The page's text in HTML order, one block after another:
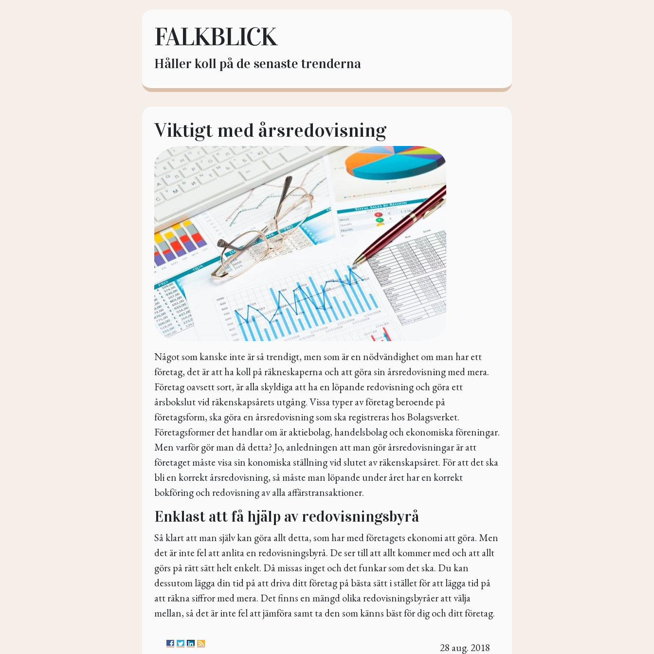
FALKBLICK
Håller koll på de senaste trenderna
Viktigt med årsredovisning
Något som kanske inte är så trendigt, men som är en nödvändighet om man har ett
företag, det är att ha koll på räkneskaperna och att göra sin årsredovisning med mera.
Företag oavsett sort, är alla skyldiga att ha en löpande redovisning och göra ett
årsbokslut vid räkenskapsårets utgång. Vissa typer av företag beroende på
företagsform, ska göra en årsredovisning som ska registreras hos Bolagsverket.
Företagsformer det handlar om är aktiebolag, handelsbolag och ekonomiska föreningar.
Men varför gör man då detta? Jo, anledningen att man gör årsredovisningar är att
företaget måste visa sin konomiska ställning vid slutet av räkenskapsåret. För att det ska
bli en korrekt årsredovisning, så måste man löpande under året har en korrekt
bokföring och redovisning av alla affärstransaktioner.
Enklast att få hjälp av redovisningsbyrå
Så klart att man själv kan göra allt detta, som har med företagets ekonomi att göra. Men
det är inte fel att anlita en redovisningsbyrå. De ser till att allt kommer med och att allt
görs på rätt sätt helt enkelt. Då missas inget och det funkar som det ska. Du kan
dessutom lägga din tid på att driva ditt företag på bästa sätt i stället för att lägga tid på
att räkna siffror med mera. Det finns en mängd olika redovisningsbyråer att välja
mellan, så det är inte fel att jämföra samt ta den som känns bäst för dig och ditt företag.
28 aug. 2018